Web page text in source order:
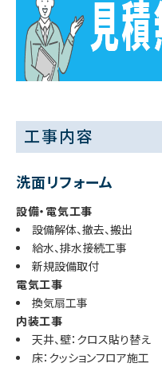
工事内容
洗面リフォーム
設備・電気工事
設備解体、撤去、搬出
給水、排水接続工事
新規設備取付
電気工事
換気扇工事
内装工事
天井、壁：クロス貼り替え
床：クッションフロア施工